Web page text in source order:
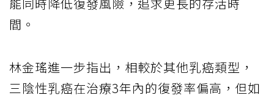
間。
林金瑤進一步指出，相較於其他乳癌類型，
三陰性乳癌在治療3年內的復發率偏高，但如